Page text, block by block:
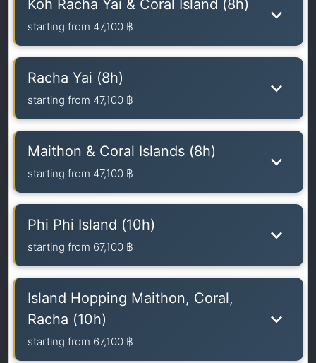
Koh Racha Yai & Coral Island (8h)
starting from 47,100 ฿
Racha Yai (8h)
starting from 47,100 ฿
Maithon & Coral Islands (8h)
starting from 47,100 ฿
Phi Phi Island (10h)
starting from 67,100 ฿
Island Hopping Maithon, Coral,
Racha (10h)
starting from 67,100 ฿